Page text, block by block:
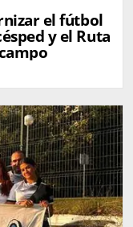
el fútbol
y el Ruta